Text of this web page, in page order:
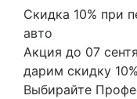
Скидка 10% при
авто
Акция до 07
дарим скидку
Выбирайте